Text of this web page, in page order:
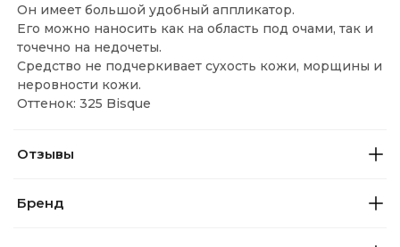
Он имеет большой удобный аппликатор.
Его можно наносить как на область под очами, так и
точечно на недочеты.
Средство не подчеркивает сухость кожи, морщины и
неровности кожи.
Оттенок: 325 Bisque
Отзывы
Бренд